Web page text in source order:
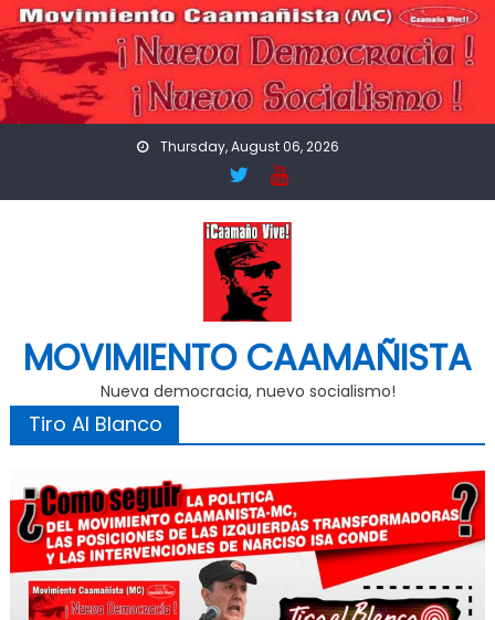
Skip
to
content
Thursday, August 06, 2026
MOVIMIENTO CAAMAÑISTA
Nueva democracia, nuevo socialismo!
Tiro Al Blanco